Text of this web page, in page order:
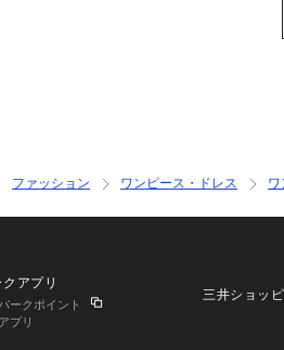
ファッション ワンピース・ドレス ワ
アプリ
ークポイント
プリ
三井ショッ